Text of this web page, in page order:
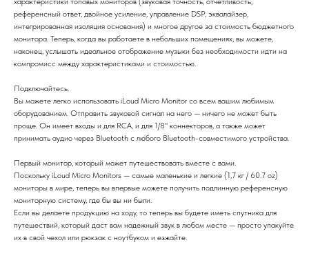
референсный ответ, двойное усиление, управление DSP, эквалайзер,
интегрированная изоляция основания) и многое другое за стоимость бюджетного
монитора. Теперь, когда вы работаете в небольших помещениях, вы можете,
наконец, услышать идеальное отображение музыки без необходимости идти на
компромисс между характеристиками и стоимостью.
Подключайтесь.
Вы можете легко использовать iLoud Micro Monitor со всем вашим любимым
оборудованием. Отправить звуковой сигнал на него — ничего не может быть
проще. Он имеет входы и для RCA, и для 1/8" коннекторов, а также может
принимать аудио через Bluetooth с любого Bluetooth-совместимого устройства.
Первый монитор, который может путешествовать вместе с вами.
Поскольку iLoud Micro Monitors — самые маленькие и легкие (1,7 кг / 60.7 oz)
мониторы в мире, теперь вы впервые можете получить подлинную референсную
мониторную систему, где бы вы ни были.
Если вы делаете продукцию на ходу, то теперь вы будете иметь спутника для
путешествий, который даст вам надежный звук в любом месте — просто упакуйте
их в свой чехол или рюкзак с ноутбуком и езжайте.